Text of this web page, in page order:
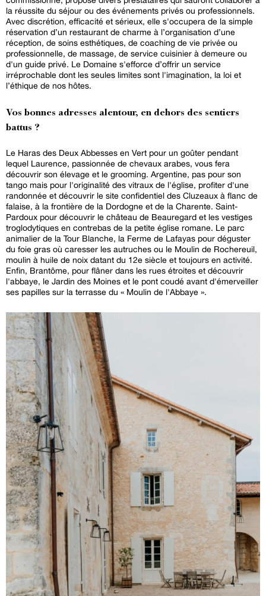
la réussite du séjour ou des événements privés ou professionnels.
Avec discrétion, efficacité et sérieux, elle s'occupera de la simple
réservation d’un restaurant de charme à l’organisation d’une
réception, de soins esthétiques, de coaching de vie privée ou
professionnelle, de massage, de service cuisinier à demeure ou
d'un guide privé. Le Domaine s'efforce d’offrir un service
irréprochable dont les seules limites sont l'imagination, la loi et
l’éthique de nos hôtes.
Vos bonnes adresses alentour, en dehors des sentiers
battus ?
Le Haras des Deux Abbesses en Vert pour un goûter pendant
lequel Laurence, passionnée de chevaux arabes, vous fera
découvrir son élevage et le grooming. Argentine, pas pour son
tango mais pour l'originalité des vitraux de l'église, profiter d'une
randonnée et découvrir le site confidentiel des Cluzeaux à flanc de
falaise, à la frontière de la Dordogne et de la Charente. Saint-
Pardoux pour découvrir le château de Beauregard et les vestiges
troglodytiques en contrebas de la petite église romane. Le parc
animalier de la Tour Blanche, la Ferme de Lafayas pour déguster
du foie gras où caresser les autruches ou le Moulin de Rochereuil,
moulin à huile de noix datant du 12e siècle et toujours en activité.
Enfin, Brantôme, pour flâner dans les rues étroites et découvrir
l'abbaye, le Jardin des Moines et le pont coudé avant d'émerveiller
ses papilles sur la terrasse du « Moulin de l'Abbaye ».